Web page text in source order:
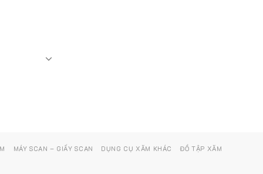
MÁY SCAN – GIẤY SCAN DỤNG CỤ XĂM KHÁC
ĐỒ TẬP XĂM